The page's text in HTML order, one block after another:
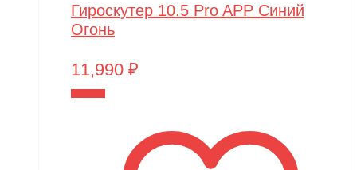
Гироскутер 10.5 Pro APP Синий
Огонь
11,990 ₽